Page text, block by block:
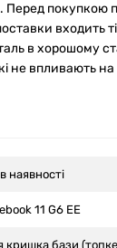
Перед покупкою
входить
в хорошому
не впливають на
наявності
11 G6 EE
кришка бази